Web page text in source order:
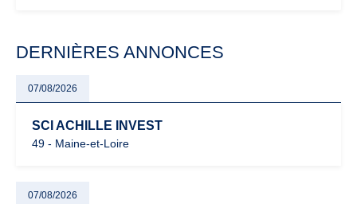
DERNIÈRES ANNONCES
07/08/2026
SCI ACHILLE INVEST
49 - Maine-et-Loire
07/08/2026